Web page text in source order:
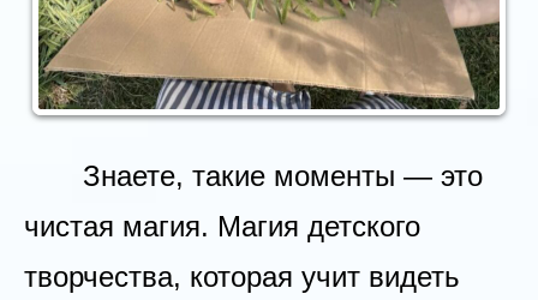
Знаете, такие моменты — это
чистая магия. Магия детского
творчества, которая учит видеть